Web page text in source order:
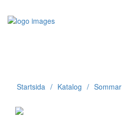
Startsida Katalog Sommar